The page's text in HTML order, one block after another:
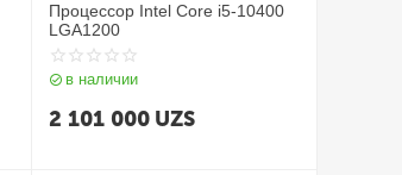
Процессор Intel Core i5-10400
LGA1200
в наличии
2 101 000 UZS